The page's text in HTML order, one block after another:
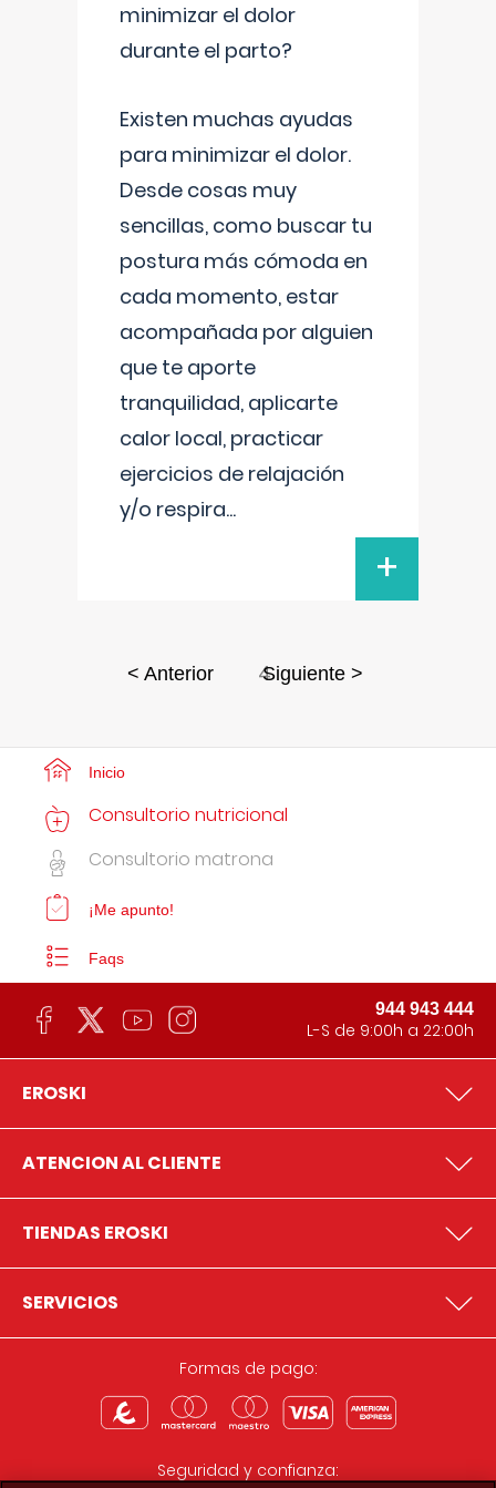
minimizar el dolor
durante el parto?
Existen muchas ayudas
para minimizar el dolor.
Desde cosas muy
sencillas, como buscar tu
postura más cómoda en
cada momento, estar
acompañada por alguien
que te aporte
tranquilidad, aplicarte
calor local, practicar
ejercicios de relajación
y/o respira...
+
< Anterior 4
Siguiente >
Inicio
Consultorio nutricional
Consultorio matrona
¡Me apunto!
Faqs
944 943 444
L-S de 9:00h a 22:00h
EROSKI
ATENCION AL CLIENTE
TIENDAS EROSKI
SERVICIOS
Formas de pago:
Seguridad y confianza: